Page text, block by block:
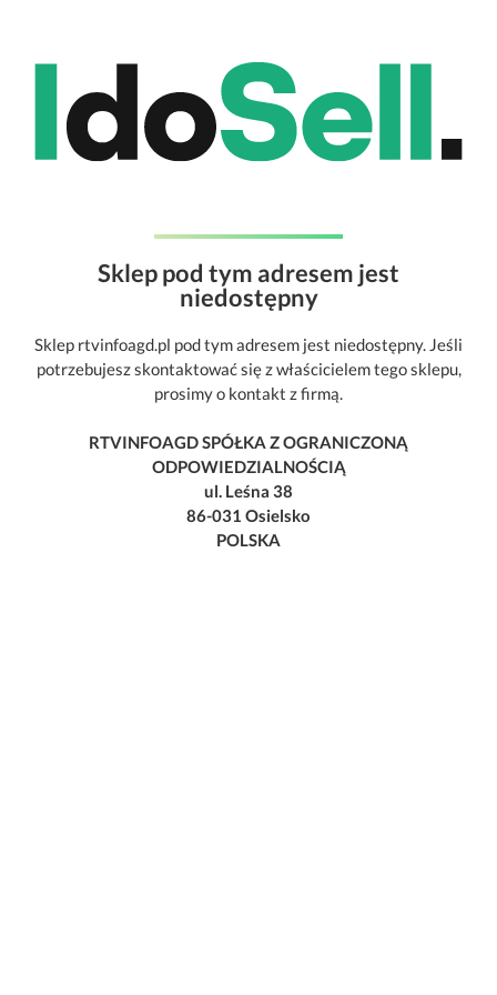
Sklep pod tym adresem jest
niedostępny
Sklep rtvinfoagd.pl pod tym adresem jest niedostępny. Jeśli
potrzebujesz skontaktować się z właścicielem tego sklepu,
prosimy o kontakt z firmą.
RTVINFOAGD SPÓŁKA Z OGRANICZONĄ
ODPOWIEDZIALNOŚCIĄ
ul. Leśna 38
86-031 Osielsko
POLSKA